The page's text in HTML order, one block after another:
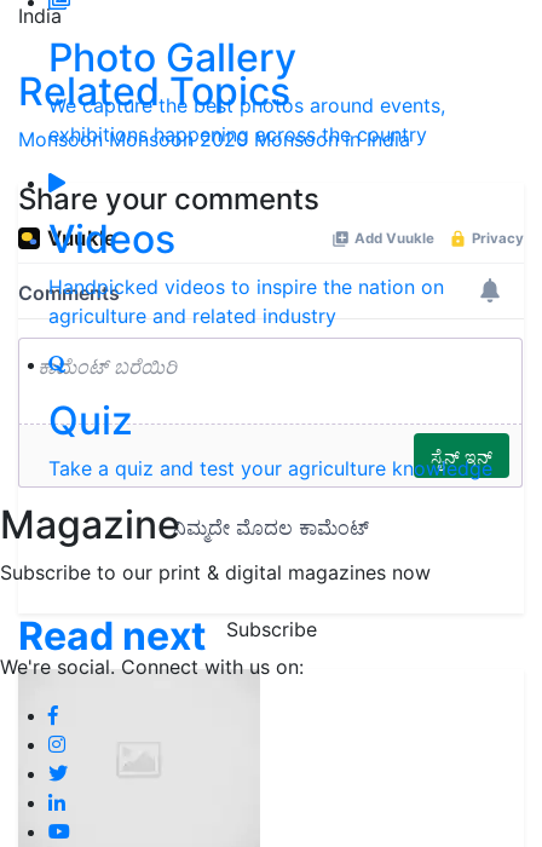
Photo Gallery
We capture the best photos around events,
exhibitions happening across the country
Videos
Handpicked videos to inspire the nation on
agriculture and related industry
Quiz
Take a quiz and test your agriculture knowledge
Magazine
Subscribe to our print & digital magazines now
Subscribe
We're social. Connect with us on:
India
Related Topics
Monsoon Monsoon 2020 Monsoon in India
Share your comments
Read next